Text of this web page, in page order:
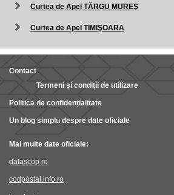
Curtea de Apel TÂRGU MUREŞ
Curtea de Apel TIMIŞOARA
Contact
Termeni și condiții de utilizare
Politica de confidențialitate
Un blog simplu despre date oficiale
Mai multe date oficiale:
datascop.ro
codpostal.info.ro